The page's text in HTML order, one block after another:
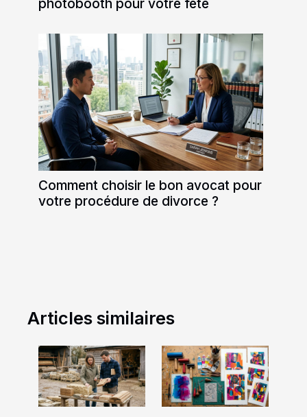
photobooth pour votre fête
Comment choisir le bon avocat pour
votre procédure de divorce ?
Articles similaires